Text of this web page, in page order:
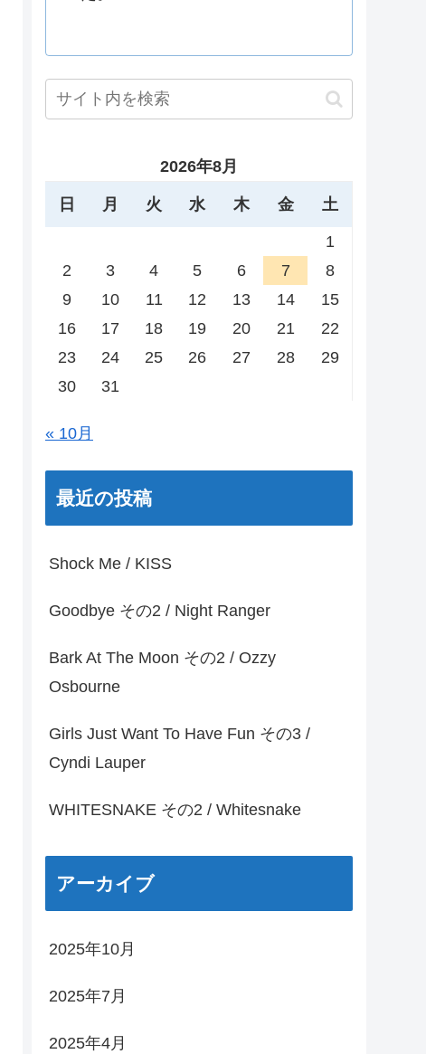
2026年8月
日 月 火 水 木 金 土
1
2
3 4 5 6 7
8
9
10 11 12 13 14
15
16
17 18 19 20 21
22
23
24 25 26 27 28
29
30
31
« 10月
最近の投稿
Shock Me / KISS
Goodbye その2 / Night Ranger
Bark At The Moon その2 / Ozzy
Osbourne
Girls Just Want To Have Fun その3 /
Cyndi Lauper
WHITESNAKE その2 / Whitesnake
アーカイブ
2025年10月
2025年7月
2025年4月